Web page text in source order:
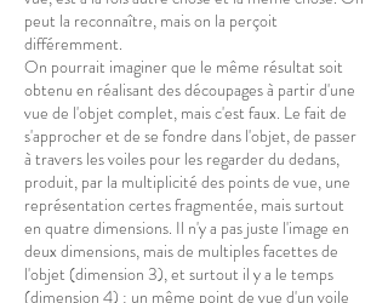
peut la reconnaître, mais on la perçoit
différemment.
On pourrait imaginer que le même résultat soit
obtenu en réalisant des découpages à partir d'une
vue de l'objet complet, mais c'est faux. Le fait de
s'approcher et de se fondre dans l'objet, de passer
à travers les voiles pour les regarder du dedans,
produit, par la multiplicité des points de vue, une
représentation certes fragmentée, mais surtout
en quatre dimensions. Il n'y a pas juste l'image en
deux dimensions, mais de multiples facettes de
l'objet (dimension 3), et surtout il y a le temps
(dimension 4) : un même point de vue d'un voile